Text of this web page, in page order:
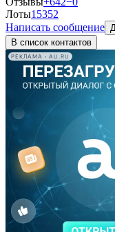
Лоты15352
Написать сообщение
В список контактов
РЕКЛАМА • AU.RU